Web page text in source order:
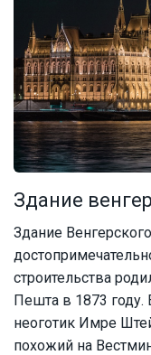
Здание
Здание
строительства
Пешта в 1873 году.
неоготик Имре
похожий на